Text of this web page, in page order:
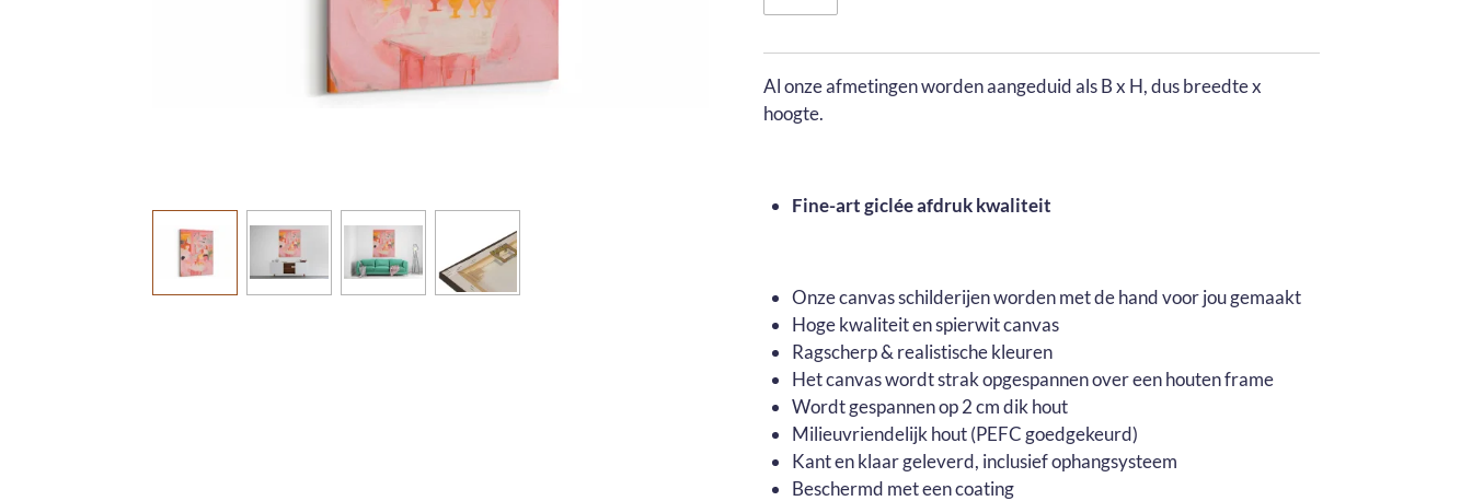
Al onze afmetingen worden aangeduid als B x H, dus breedte x
hoogte.
Fine-art giclée afdruk kwaliteit
Onze canvas schilderijen worden met de hand voor jou gemaakt
Hoge kwaliteit en spierwit canvas
Ragscherp & realistische kleuren
Het canvas wordt strak opgespannen over een houten frame
Wordt gespannen op 2 cm dik hout
Milieuvriendelijk hout (PEFC goedgekeurd)
Kant en klaar geleverd, inclusief ophangsysteem
Beschermd met een coating